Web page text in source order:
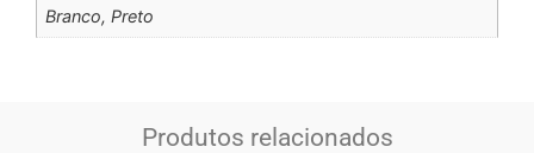
Branco, Preto
Produtos relacionados